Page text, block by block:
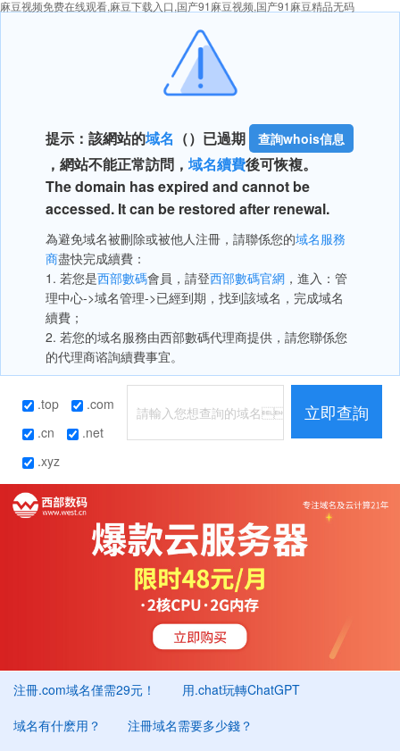
麻豆视频免费在线观看,麻豆下载入口,国产91麻豆视频,国产91麻豆精品无码
提示：該網站的域名 （）已過期 查詢whois信息
，網站不能正常訪問， 域名續費後可恢複。
The domain has expired and cannot be
accessed. It can be restored after renewal.
為避免域名被刪除或被他人注冊，請聯係您的域名服務
商盡快完成續費：
1. 若您是西部數碼會員，請登西部數碼官網 ，進入：管
理中心->域名管理->已經到期，找到該域名，完成域名
續費；
2. 若您的域名服務由西部數碼代理商提供，請您聯係您
的代理商谘詢續費事宜。
.top
.com
.cn
.net
.xyz
立即查詢
注冊.com域名僅需29元！
用.chat玩轉ChatGPT
域名有什麽用？
注冊域名需要多少錢？